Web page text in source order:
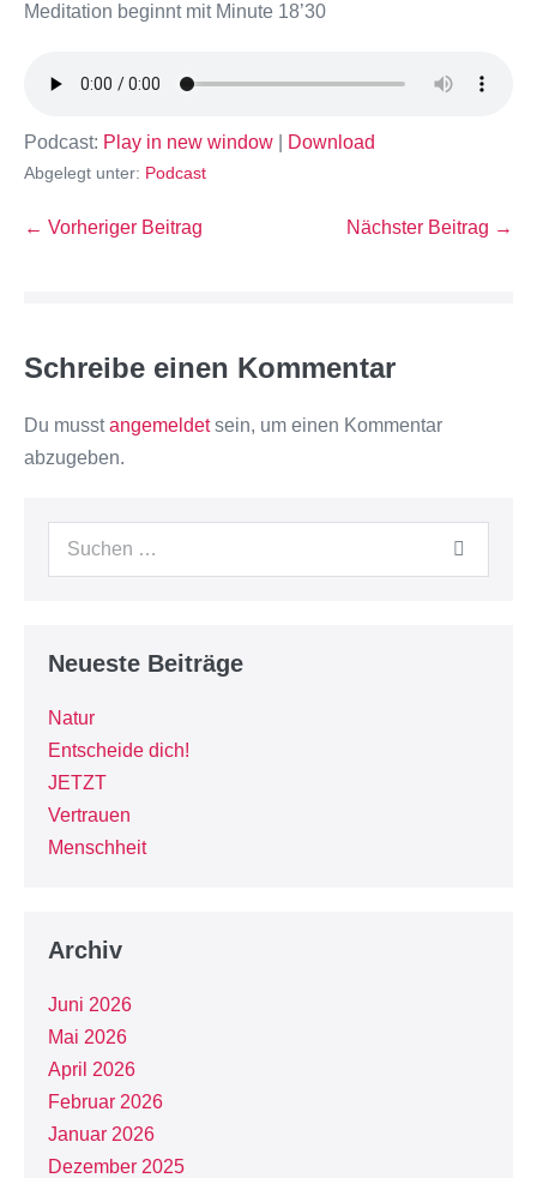
Meditation beginnt mit Minute 18’30
Podcast: Play in new window Download
Abgelegt unter: Podcast
← Vorheriger Beitrag Nächster Beitrag →
Schreibe einen Kommentar
Du musstangemeldetsein, um einen Kommentar
abzugeben.
Neueste Beiträge
Natur
Entscheide dich!
JETZT
Vertrauen
Menschheit
Archiv
Juni 2026
Mai 2026
April 2026
Februar 2026
Januar 2026
Dezember 2025